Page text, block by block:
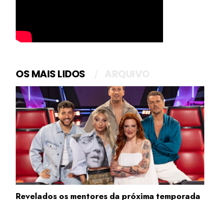
OS MAIS LIDOS
Revelados os mentores da próxima temporada